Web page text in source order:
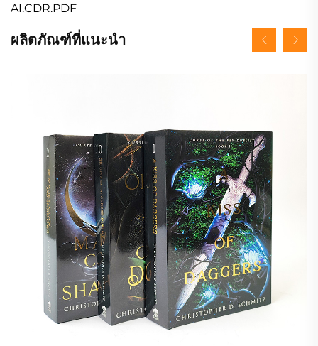
AI.CDR.PDF
ผลิตภัณฑ์ที่แนะนำ